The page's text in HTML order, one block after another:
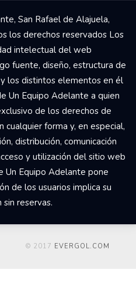
San Rafael de Alajuela,
los derechos reservados Los
intelectual del web
fuente, diseño, estructura de
los distintos elementos en él
Un Equipo Adelante a quien
de los derechos de
forma y, en especial,
distribución, comunicación
y utilización del sitio web
Un Equipo Adelante pone
de los usuarios implica su
reservas.
© 2017 EVERGOL.COM